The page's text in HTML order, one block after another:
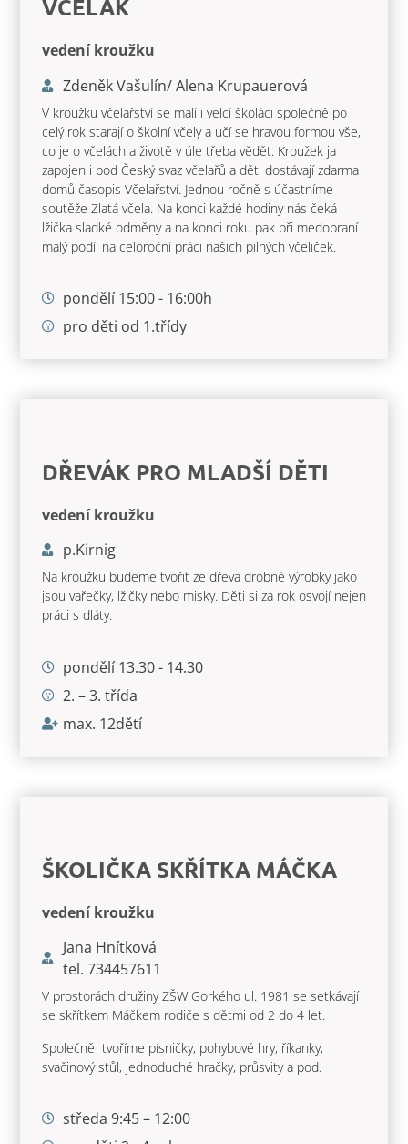
VČELÁK
vedení kroužku
Zdeněk Vašulín/ Alena Krupauerová
V kroužku včelařství se malí i velcí školáci společně po
celý rok starají o školní včely a učí se hravou formou vše,
co je o včelách a životě v úle třeba vědět. Kroužek ja
zapojen i pod Český svaz včelařů a děti dostávají zdarma
domů časopis Včelařství. Jednou ročně s účastníme
soutěže Zlatá včela. Na konci každé hodiny nás čeká
lžička sladké odměny a na konci roku pak při medobraní
malý podíl na celoroční práci našich pilných včeliček.
pondělí 15:00 - 16:00h
pro děti od 1.třídy
DŘEVÁK PRO MLADŠÍ DĚTI
vedení kroužku
p.Kirnig
Na kroužku budeme tvořit ze dřeva drobné výrobky jako
jsou vařečky, lžičky nebo misky. Děti si za rok osvojí nejen
práci s dláty.
pondělí 13.30 - 14.30
2. – 3. třída
max. 12dětí
ŠKOLIČKA SKŘÍTKA MÁČKA
vedení kroužku
Jana Hnítková
tel. 734457611
V prostorách družiny ZŠW Gorkého ul. 1981 se setkávají
se skřítkem Máčkem rodiče s dětmi od 2 do 4 let.
Společně tvoříme písničky, pohybové hry, říkanky,
svačinový stůl, jednoduché hračky, průsvity a pod.
středa 9:45 – 12:00